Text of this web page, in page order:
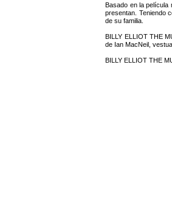
Basado en la película
presentan. Teniendo
de su familia.
BILLY ELLIOT THE
de Ian MacNeil,
BILLY ELLIOT THE